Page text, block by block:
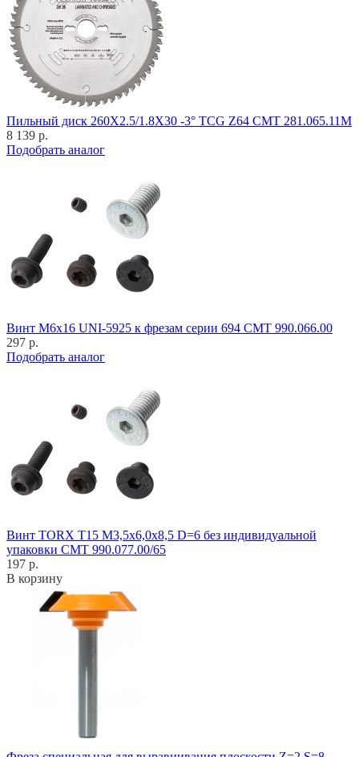
Пильный диск 260X2.5/1.8X30 -3° TCG Z64 CMT 281.065.11M
8 139 р.
Подобрать аналог
Винт M6x16 UNI-5925 к фрезам серии 694 CMT 990.066.00
297 р.
Подобрать аналог
Винт TORX T15 M3,5x6,0x8,5 D=6 без индивидуальной
упаковки CMT 990.077.00/65
197 р.
В корзину